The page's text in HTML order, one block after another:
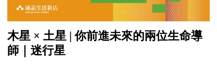
木星 × 土星 | 你前進未來的兩位生命導
師｜迷行星